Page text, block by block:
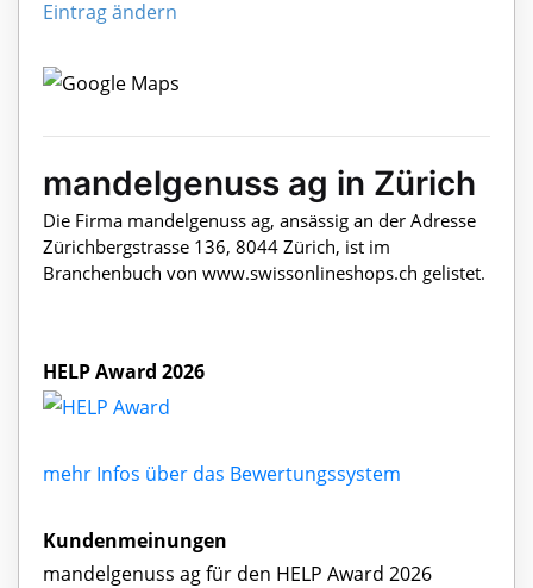
Eintrag ändern
mandelgenuss ag in Zürich
Die Firma mandelgenuss ag, ansässig an der Adresse
Zürichbergstrasse 136, 8044 Zürich, ist im
Branchenbuch von www.swissonlineshops.ch gelistet.
HELP Award 2026
mehr Infos über das Bewertungssystem
Kundenmeinungen
mandelgenuss ag für den HELP Award 2026